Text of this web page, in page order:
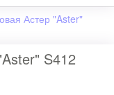
Астер "Aster"
S412